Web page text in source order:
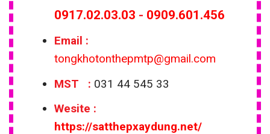
0917.02.03.03 - 0909.601.456
Email :
tongkhotonthepmtp@gmail.com
MST : 031 44 545 33
Wesite :
https://satthepxaydung.net/